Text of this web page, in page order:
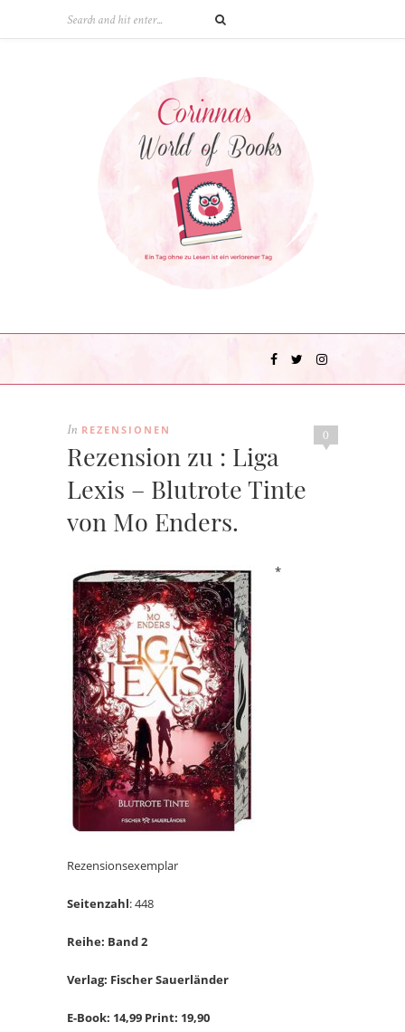
0
In REZENSIONEN
Rezension zu : Liga
Lexis – Blutrote Tinte
von Mo Enders.
*
Rezensionsexemplar
Seitenzahl: 448
Reihe: Band 2
Verlag: Fischer Sauerländer
E-Book: 14,99 Print: 19,90